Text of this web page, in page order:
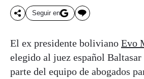
Seguir en
El ex presidente boliviano Evo
elegido al juez español
parte del equipo de abogados